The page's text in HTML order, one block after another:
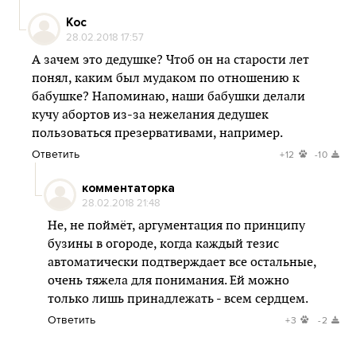
Кос
28.02.2018 17:57
А зачем это дедушке? Чтоб он на старости лет
понял, каким был мудаком по отношению к
бабушке? Напоминаю, наши бабушки делали
кучу абортов из-за нежелания дедушек
пользоваться презервативами, например.
Ответить +12 -10
комментаторка
28.02.2018 21:48
Не, не поймёт, аргументация по принципу
бузины в огороде, когда каждый тезис
автоматически подтверждает все остальные,
очень тяжела для понимания. Ей можно
только лишь принадлежать - всем сердцем.
Ответить +3 -2